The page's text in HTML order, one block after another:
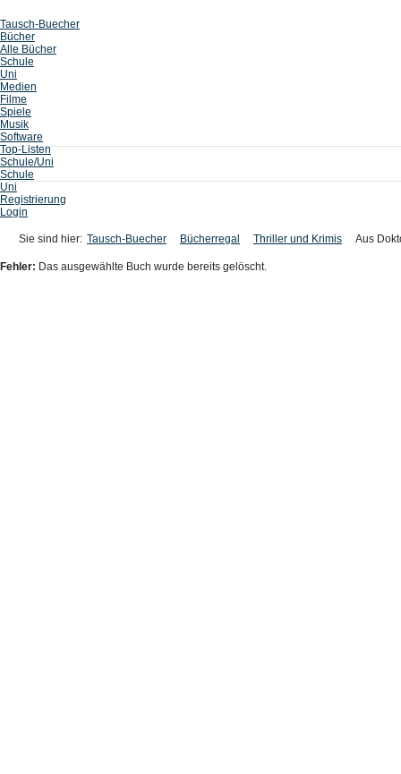
Tausch-Buecher
Bücher
Alle Bücher
Schule
Uni
Medien
Filme
Spiele
Musik
Software
Top-Listen
Schule/Uni
Schule
Uni
Registrierung
Login
Sie sind hier: Tausch-Buecher Bücherregal Thriller und Krimis Aus
Fehler: Das ausgewählte Buch wurde bereits gelöscht.